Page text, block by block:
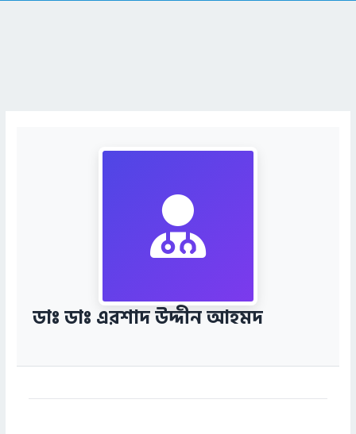
ডাঃ ডাঃ এরশাদ উদ্দীন আহমদ